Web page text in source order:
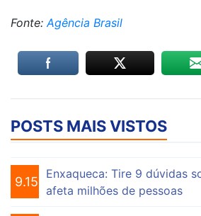
Fonte: Agência Brasil
POSTS MAIS VISTOS
9.155
Enxaqueca: Tire 9 dúvidas
afeta milhões de pessoas